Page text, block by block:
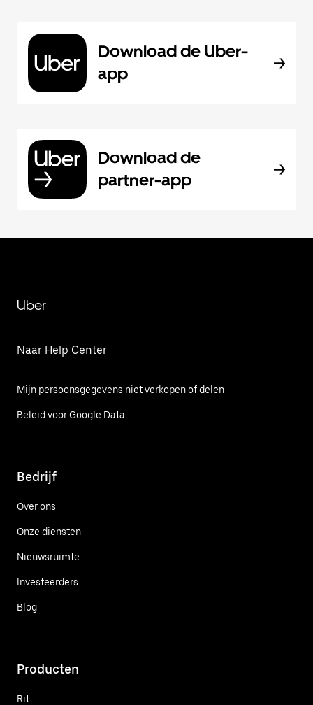
Download de Uber-
app
Download de
partner-app
Uber
Naar Help Center
Mijn persoonsgegevens niet verkopen of delen
Beleid voor Google Data
Bedrijf
Over ons
Onze diensten
Nieuwsruimte
Investeerders
Blog
Producten
Rit